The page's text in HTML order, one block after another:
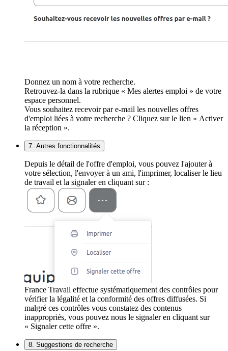
Donnez un nom à votre recherche.
Retrouvez-la dans la rubrique « Mes alertes emploi » de votre
espace personnel.
Vous souhaitez recevoir par e-mail les nouvelles offres
d'emploi liées à votre recherche ? Cliquez sur le lien « Activer
la réception ».
7. Autres fonctionnalités
Depuis le détail de l'offre d'emploi, vous pouvez l'ajouter à
votre sélection, l'envoyer à un ami, l'imprimer, localiser le lieu
de travail et la signaler en cliquant sur :
France Travail effectue systématiquement des contrôles pour
vérifier la légalité et la conformité des offres diffusées. Si
malgré ces contrôles vous constatez des contenus
inappropriés, vous pouvez nous le signaler en cliquant sur
« Signaler cette offre ».
8. Suggestions de recherche